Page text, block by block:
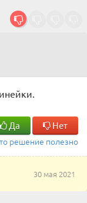
Да Нет
решение полезно
30 мая 2021